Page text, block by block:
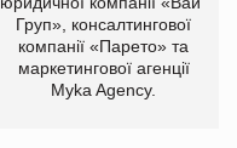
Груп», консалтингової
компанії «Парето» та
маркетингової агенції
Myka Agency.